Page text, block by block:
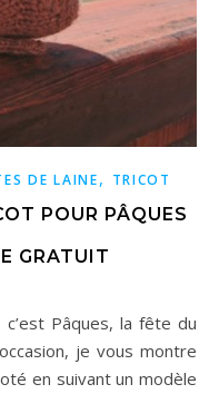
DE LAINE, TRICOT
POUR PÂQUES
GRATUIT
je vous montre
en suivant un modèle